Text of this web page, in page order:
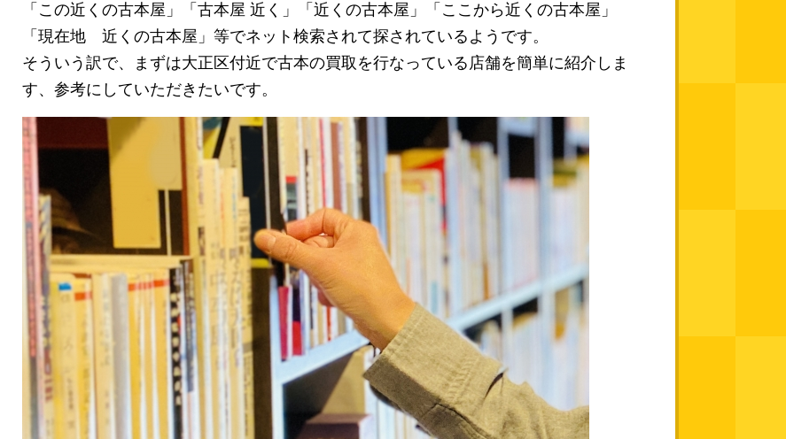
「この近くの古本屋」「古本屋 近く」「近くの古本屋」「ここから近くの古本屋」
「現在地 近くの古本屋」等でネット検索されて探されているようです。
そういう訳で、まずは大正区付近で古本の買取を行なっている店舗を簡単に紹介しま
す、参考にしていただきたいです。